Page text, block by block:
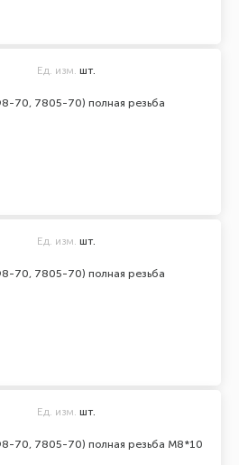
70, 7805-70) полная резьба
Ед. изм. шт.
70, 7805-70) полная резьба
Ед. изм. шт.
70, 7805-70) полная резьба М8*10
Ед. изм. шт.